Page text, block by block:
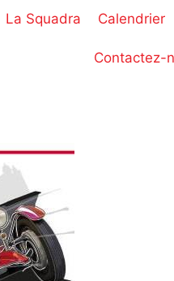
La Squadra Calendrier
Contactez-